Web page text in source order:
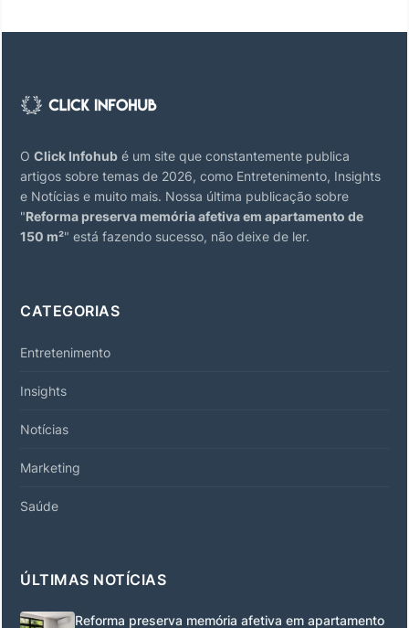
O Click Infohub é um site que constantemente publica
artigos sobre temas de 2026, como Entretenimento, Insights
e Notícias e muito mais. Nossa última publicação sobre
"Reforma preserva memória afetiva em apartamento de
150 m²" está fazendo sucesso, não deixe de ler.
CATEGORIAS
Entretenimento
Insights
Notícias
Marketing
Saúde
ÚLTIMAS NOTÍCIAS
Reforma preserva memória afetiva em apartamento